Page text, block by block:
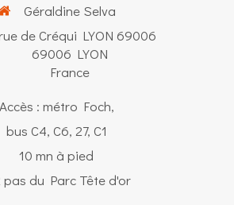
Géraldine Selva
de Créqui LYON 69006
69006 LYON
France
Accès : métro Foch,
bus C4, C6, 27, C1
10 mn à pied
pas du Parc Tête d'or